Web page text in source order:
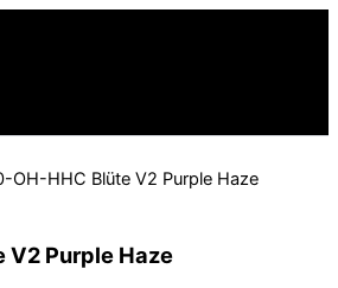
OH-HHC Blüte V2 Purple Haze
V2 Purple Haze